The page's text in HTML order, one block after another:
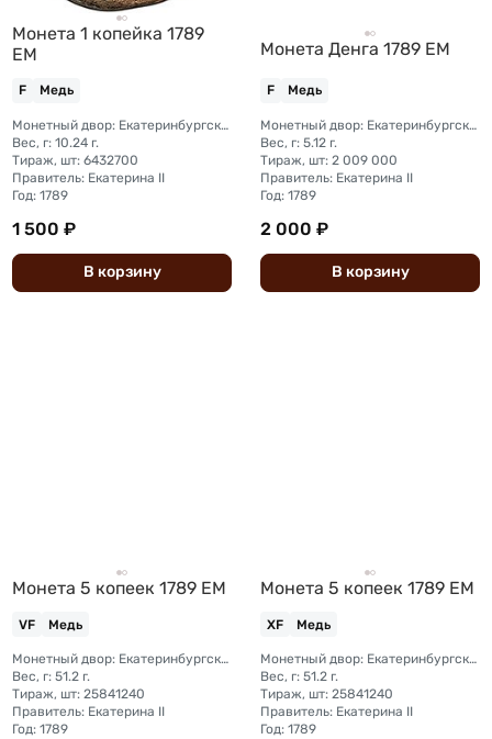
Монета 1 копейка 1789
ЕМ
F Медь
Монетный двор: Екатеринбургский монетный двор
Вес, г: 10.24 г.
Тираж, шт: 6432700
Правитель: Екатерина II
Год: 1789
1 500 ₽
В корзину
Монета Денга 1789 ЕМ
F Медь
Монетный двор: Екатеринбургский монетный двор
Вес, г: 5.12 г.
Тираж, шт: 2 009 000
Правитель: Екатерина II
Год: 1789
2 000 ₽
В корзину
Монета 5 копеек 1789 ЕМ
VF Медь
Монетный двор: Екатеринбургский монетный двор
Вес, г: 51.2 г.
Тираж, шт: 25841240
Правитель: Екатерина II
Год: 1789
Монета 5 копеек 1789 ЕМ
XF Медь
Монетный двор: Екатеринбургский монетный двор
Вес, г: 51.2 г.
Тираж, шт: 25841240
Правитель: Екатерина II
Год: 1789